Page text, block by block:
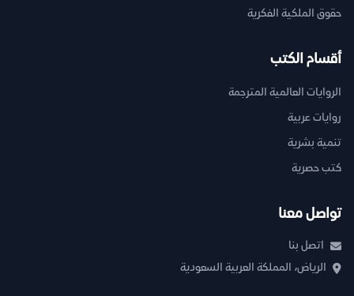
حقوق الملكية الفكرية
أقسام الكتب
الروايات العالمية المترجمة
روايات عربية
تنمية بشرية
كتب حصرية
تواصل معنا
اتصل بنا
الرياض، المملكة العربية السعودية